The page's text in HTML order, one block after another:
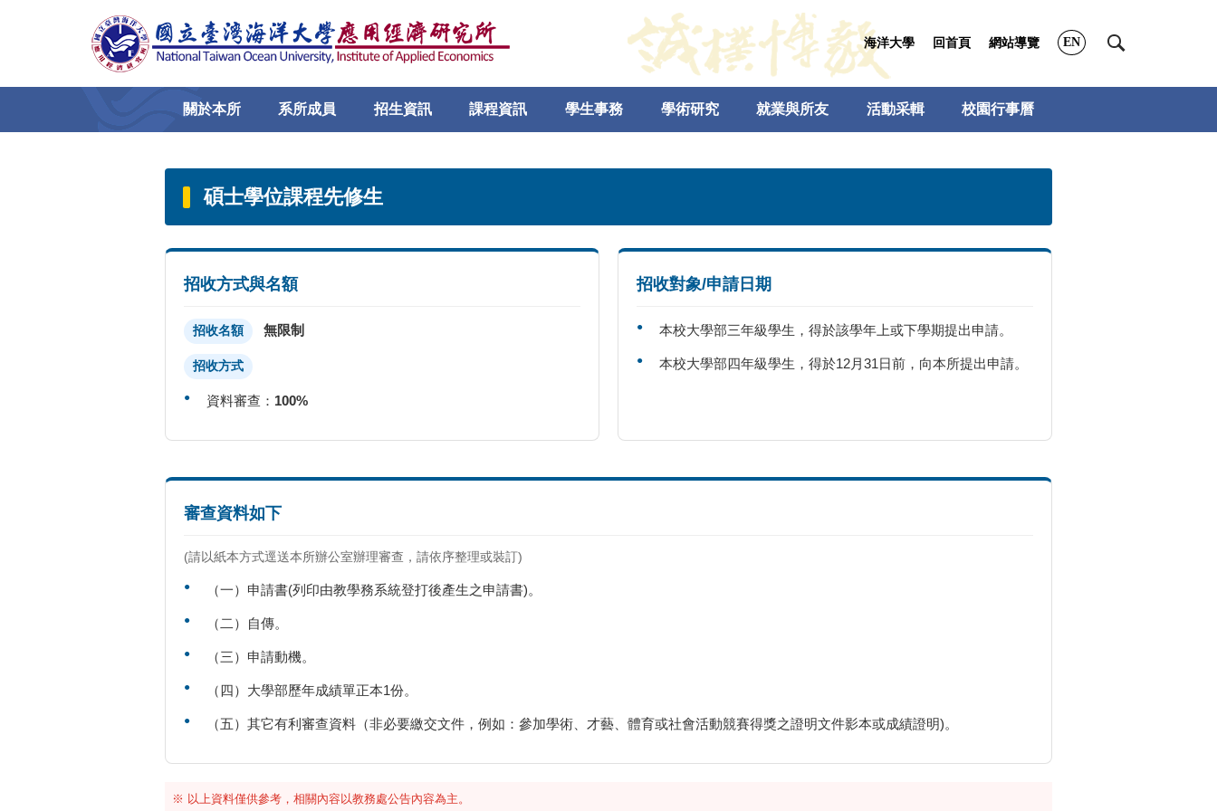
區
海洋大學 回首頁 網站導覽 EN
關於本所 系所成員 招生資訊 課程資訊 學生事務 學術研究 就業與所友 活動采輯 校園行事曆
碩士學位課程先修生
招收方式與名額
招收名額 無限制
招收方式
資料審查： 100%
招收對象/申請日期
本校大學部三年級學生，得於該學年上或下學期提出申請。
本校大學部四年級學生，得於12月31日前，向本所提出申請。
審查資料如下
(請以紙本方式逕送本所辦公室辦理審查，請依序整理或裝訂)
（一）申請書(列印由教學務系統登打後產生之申請書)。
（二）自傳。
（三）申請動機。
（四）大學部歷年成績單正本1份。
（五）其它有利審查資料（非必要繳交文件，例如：參加學術、才藝、體育或社會活動競賽得獎之證明文件影本或成績證明)。
※ 以上資料僅供參考，相關內容以教務處公告內容為主。